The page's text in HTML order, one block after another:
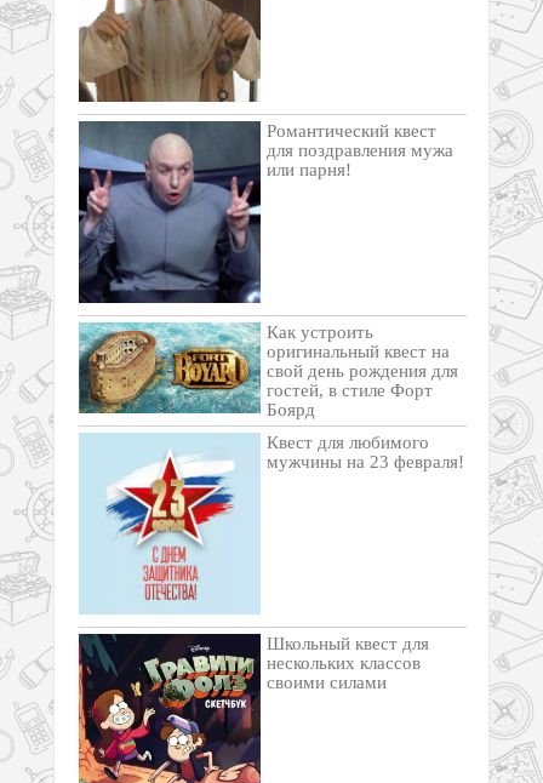
Романтический квест
для поздравления мужа
или парня!
Как устроить
оригинальный квест на
свой день рождения для
гостей, в стиле Форт
Боярд
Квест для любимого
мужчины на 23 февраля!
Школьный квест для
нескольких классов
своими силами